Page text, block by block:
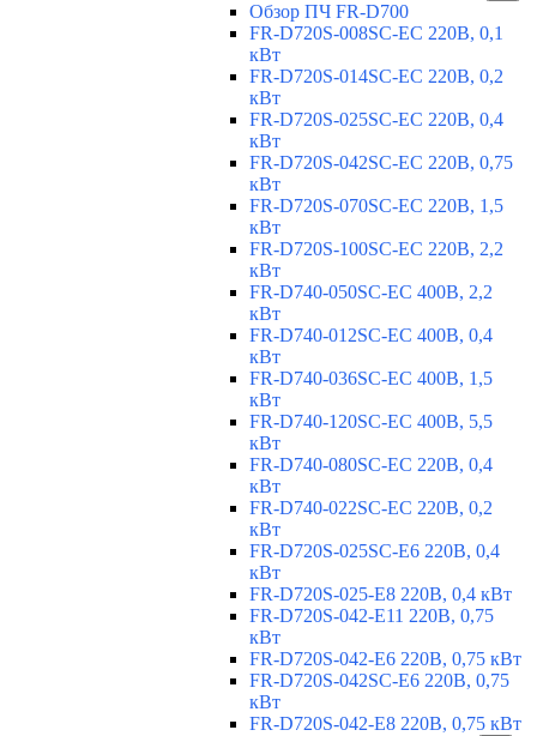
Обзор ПЧ FR-D700
FR-D720S-008SC-EC 220В, 0,1
кВт
FR-D720S-014SC-EC 220В, 0,2
кВт
FR-D720S-025SC-EC 220В, 0,4
кВт
FR-D720S-042SC-EC 220В, 0,75
кВт
FR-D720S-070SC-EC 220В, 1,5
кВт
FR-D720S-100SC-EC 220В, 2,2
кВт
FR-D740-050SC-EC 400В, 2,2
кВт
FR-D740-012SC-EC 400В, 0,4
кВт
FR-D740-036SC-EC 400В, 1,5
кВт
FR-D740-120SC-EC 400В, 5,5
кВт
FR-D740-080SC-EC 220В, 0,4
кВт
FR-D740-022SC-EC 220В, 0,2
кВт
FR-D720S-025SC-E6 220В, 0,4
кВт
FR-D720S-025-E8 220В, 0,4 кВт
FR-D720S-042-E11 220В, 0,75
кВт
FR-D720S-042-E6 220В, 0,75 кВт
FR-D720S-042SC-E6 220В, 0,75
кВт
FR-D720S-042-E8 220В, 0,75 кВт